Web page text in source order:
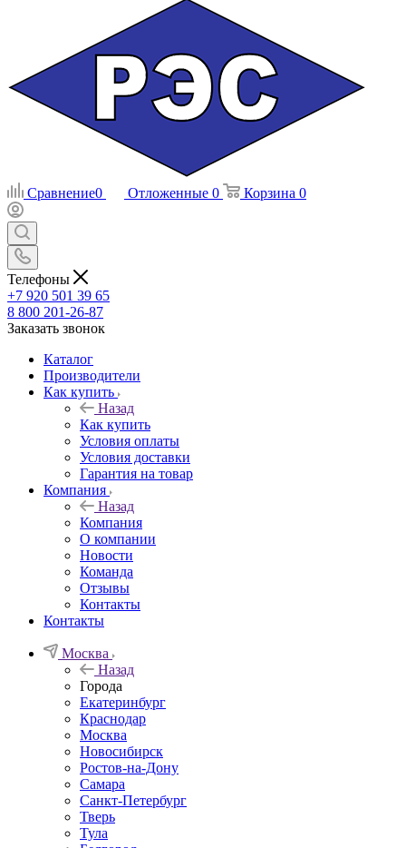
Сравнение0 Отложенные 0 Корзина 0
Телефоны
+7 920 501 39 65
8 800 201-26-87
Заказать звонок
Каталог
Производители
Как купить
Назад
Как купить
Условия оплаты
Условия доставки
Гарантия на товар
Компания
Назад
Компания
О компании
Новости
Команда
Отзывы
Контакты
Контакты
Москва
Назад
Города
Екатеринбург
Краснодар
Москва
Новосибирск
Ростов-на-Дону
Самара
Санкт-Петербург
Тверь
Тула